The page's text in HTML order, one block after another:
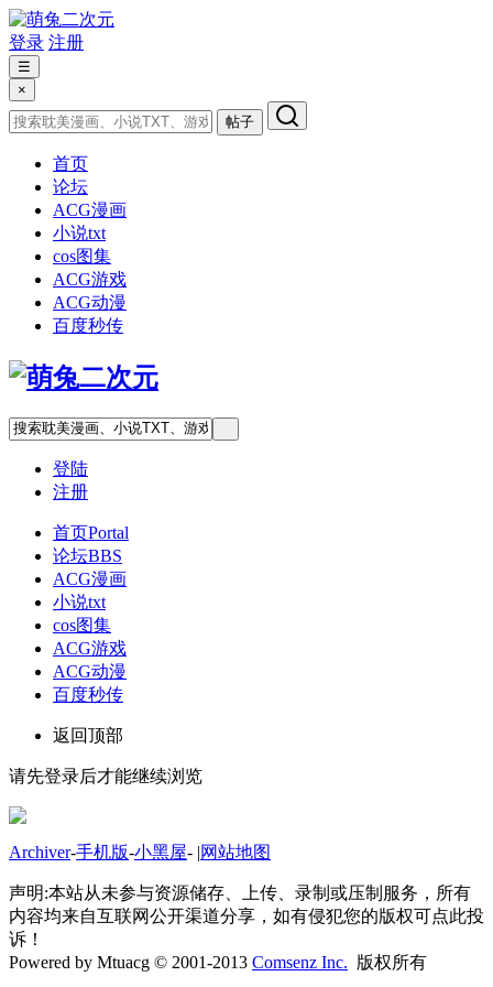
登录 注册
☰
×
帖子
首页
论坛
ACG漫画
小说txt
cos图集
ACG游戏
ACG动漫
百度秒传
登陆
注册
首页Portal
论坛BBS
ACG漫画
小说txt
cos图集
ACG游戏
ACG动漫
百度秒传
返回顶部
请先登录后才能继续浏览
Archiver-手机版-小黑屋- |网站地图
声明:本站从未参与资源储存、上传、录制或压制服务，所有
内容均来自互联网公开渠道分享，如有侵犯您的版权可点此投
诉！
Powered by Mtuacg © 2001-2013 Comsenz Inc. 版权所有